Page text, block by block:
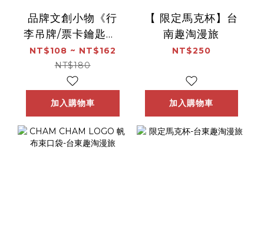
品牌文創小物《行
李吊牌/票卡鑰匙圈/
杯墊/開瓶器》-台南
趣淘漫旅
NT$108 ~ NT$162
NT$180
加入購物車
【 限定馬克杯】台
南趣淘漫旅
NT$250
加入購物車